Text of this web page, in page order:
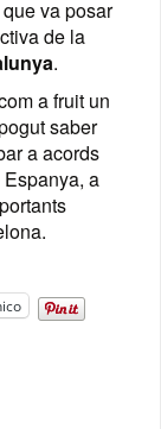
va posar
de la
.
a fruit un
saber
a acords
a